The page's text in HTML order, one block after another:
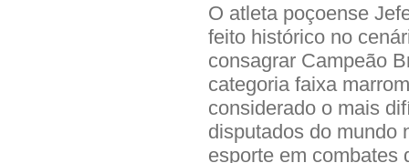
O atleta poçoense
feito histórico no
consagrar Campeão
categoria faixa
considerado o mais
disputados do mundo
esporte em combates